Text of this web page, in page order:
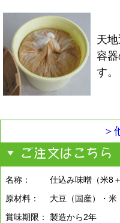
天
容
す。
＞
名称：
仕込み味噌（米8
原材料：
大豆（国産）・米
賞味期限：
製造から2年